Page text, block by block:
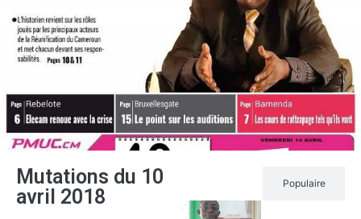
Mutations du 10
avril 2018
Populaire